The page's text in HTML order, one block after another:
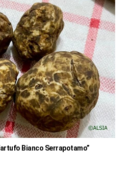
Bianco Serrapotamo”